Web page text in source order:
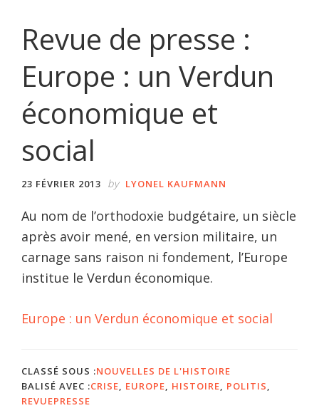
Revue de presse :
Europe : un Verdun
économique et
social
23 FÉVRIER 2013 by LYONEL KAUFMANN
Au nom de l’orthodoxie budgétaire, un siècle
après avoir mené, en version militaire, un
carnage sans raison ni fondement, l’Europe
institue le Verdun économique.
Europe : un Verdun économique et social
CLASSÉ SOUS :NOUVELLES DE L'HISTOIRE
BALISÉ AVEC :CRISE EUROPE HISTOIRE POLITIS
REVUEPRESSE